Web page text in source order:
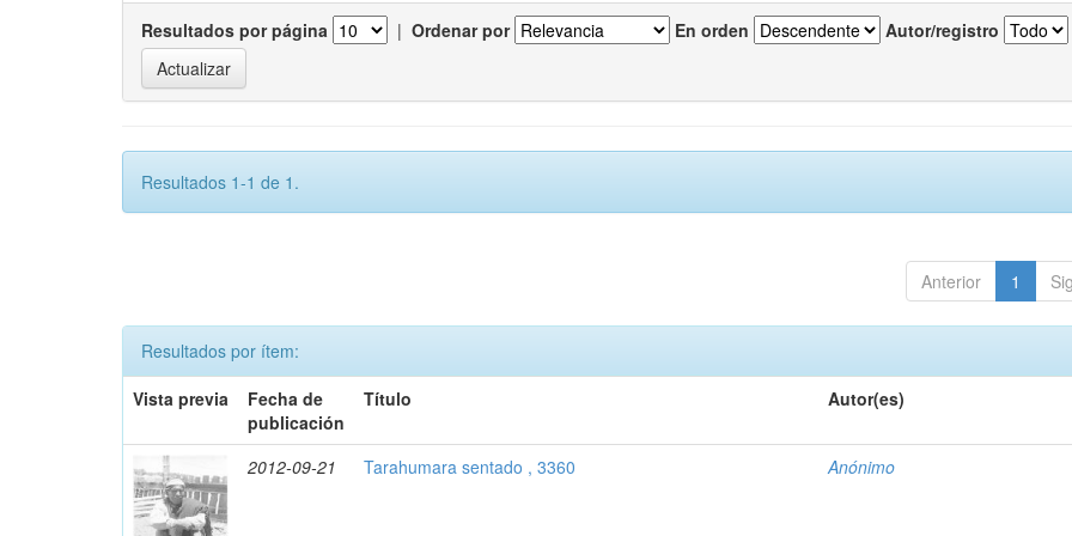
Resultados por página | Ordenar por En orden Autor/registro
Resultados 1-1 de 1.
Anterior 1
Resultados por ítem:
Vista previa
Fecha de
publicación
Título Autor(es)
2012-09-21 Tarahumara sentado , 3360 Anónimo